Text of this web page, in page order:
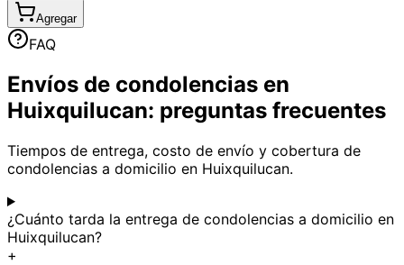
Agregar
FAQ
Envíos de condolencias en
Huixquilucan: preguntas frecuentes
Tiempos de entrega, costo de envío y cobertura de
condolencias a domicilio en Huixquilucan.
¿Cuánto tarda la entrega de condolencias a domicilio en
Huixquilucan?
+